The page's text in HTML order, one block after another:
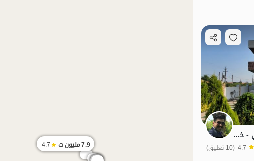
7.9مليون ت 4.7
فيلا بمسبح في بشمن، بندر أنزلي - خزر فيلا
4.7 (10 تعليق)